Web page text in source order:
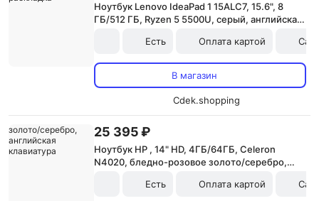
Ноутбук Lenovo IdeaPad 1 15ALC7, 15.6", 8
ГБ/512 ГБ, Ryzen 5 5500U, серый, английская
Есть
Оплата картой
В магазин
Cdek.shopping
25 395 ₽
Ноутбук HP , 14" HD, 4ГБ/64ГБ, Celeron
N4020, бледно-розовое золото/серебро,
Есть
Оплата картой